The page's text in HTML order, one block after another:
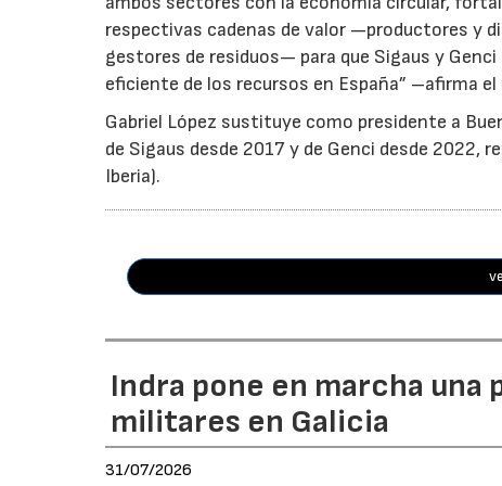
respectivas cadenas de valor —productores y
gestores de residuos— para que Sigaus y
eficiente de los recursos en España” –afirma
Gabriel López sustituye como presidente a
de Sigaus desde 2017 y de Genci desde 2022,
Iberia).
Indra pone en marcha
militares en Galicia
31/07/2026